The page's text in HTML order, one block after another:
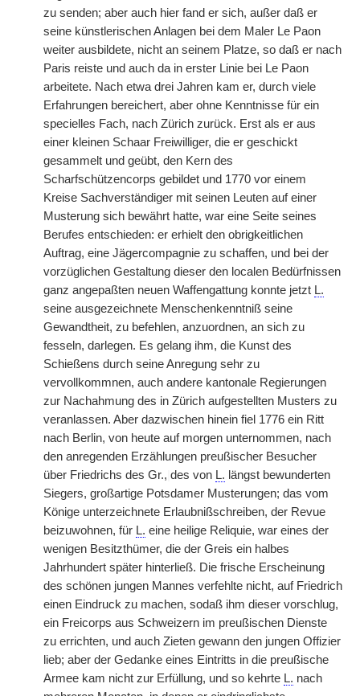
zu senden; aber auch hier fand er sich, außer daß er
seine künstlerischen Anlagen bei dem Maler Le Paon
weiter ausbildete, nicht an seinem Platze, so daß er nach
Paris reiste und auch da in erster Linie bei Le Paon
arbeitete. Nach etwa drei Jahren kam er, durch viele
Erfahrungen bereichert, aber ohne Kenntnisse für ein
specielles Fach, nach Zürich zurück. Erst als er aus
einer kleinen Schaar Freiwilliger, die er geschickt
gesammelt und geübt, den Kern des
Scharfschützencorps gebildet und 1770 vor einem
Kreise Sachverständiger mit seinen Leuten auf einer
Musterung sich bewährt hatte, war eine Seite seines
Berufes entschieden: er erhielt den obrigkeitlichen
Auftrag, eine Jägercompagnie zu schaffen, und bei der
vorzüglichen Gestaltung dieser den localen Bedürfnissen
ganz angepaßten neuen Waffengattung konnte jetzt L.
seine ausgezeichnete Menschenkenntniß seine
Gewandtheit, zu befehlen, anzuordnen, an sich zu
fesseln, darlegen. Es gelang ihm, die Kunst des
Schießens durch seine Anregung sehr zu
vervollkommnen, auch andere kantonale Regierungen
zur Nachahmung des in Zürich aufgestellten Musters zu
veranlassen. Aber dazwischen hinein fiel 1776 ein Ritt
nach Berlin, von heute auf morgen unternommen, nach
den anregenden Erzählungen preußischer Besucher
über Friedrichs des Gr., des von L. längst bewunderten
Siegers, großartige Potsdamer Musterungen; das vom
Könige unterzeichnete Erlaubnißschreiben, der Revue
beizuwohnen, für L. eine heilige Reliquie, war eines der
wenigen Besitzthümer, die der Greis ein halbes
Jahrhundert später hinterließ. Die frische Erscheinung
des schönen jungen Mannes verfehlte nicht, auf Friedrich
einen Eindruck zu machen, sodaß ihm dieser vorschlug,
ein Freicorps aus Schweizern im preußischen Dienste
zu errichten, und auch Zieten gewann den jungen Offizier
lieb; aber der Gedanke eines Eintritts in die preußische
Armee kam nicht zur Erfüllung, und so kehrte L. nach